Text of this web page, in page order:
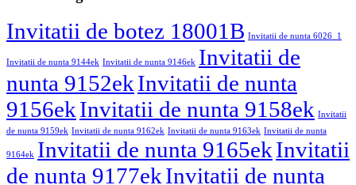
Invitatii de botez 18001B Invitatii de nunta 6026_1
Invitatii de nunta 9144ek Invitatii de nunta 9146ek Invitatii de
nunta 9152ekInvitatii de nunta
9156ekInvitatii de nunta 9158ek Invitatii
de nunta 9159ek Invitatii de nunta 9162ek Invitatii de nunta 9163ek Invitatii de nunta
9164ek Invitatii de nunta 9165ekInvitatii
de nunta 9177ekInvitatii de nunta